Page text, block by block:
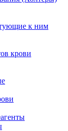
к ним
крови